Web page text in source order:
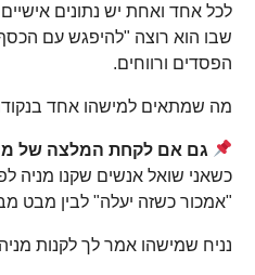
לכל אחד ואחת יש נתונים
שבו הוא רוצה "להיפגש עם
הפסדים ורווחים.
מה שמתאים למישהו אחד
גם אם לקחת המלצה של
כשאני שואל אנשים שקנו מניה
"אמכור כשזה יעלה" לבין מבט
נניח שמישהו אמר לך לקנות